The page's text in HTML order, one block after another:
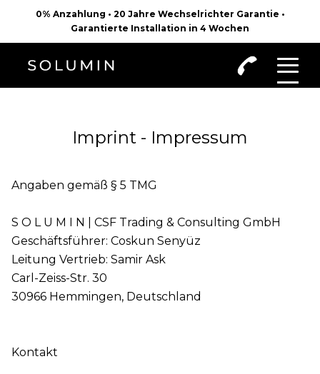
0% Anzahlung • 20 Jahre Wechselrichter Garantie •
Garantierte Installation in 4 Wochen
Imprint - Impressum
Angaben gemäß § 5 TMG
S O L U M I N | CSF Trading & Consulting GmbH
Geschäftsführer: Coskun Senyüz
Leitung Vertrieb: Samir Ask
‍Carl-Zeiss-Str. 30
30966 Hemmingen, Deutschland
Kontakt